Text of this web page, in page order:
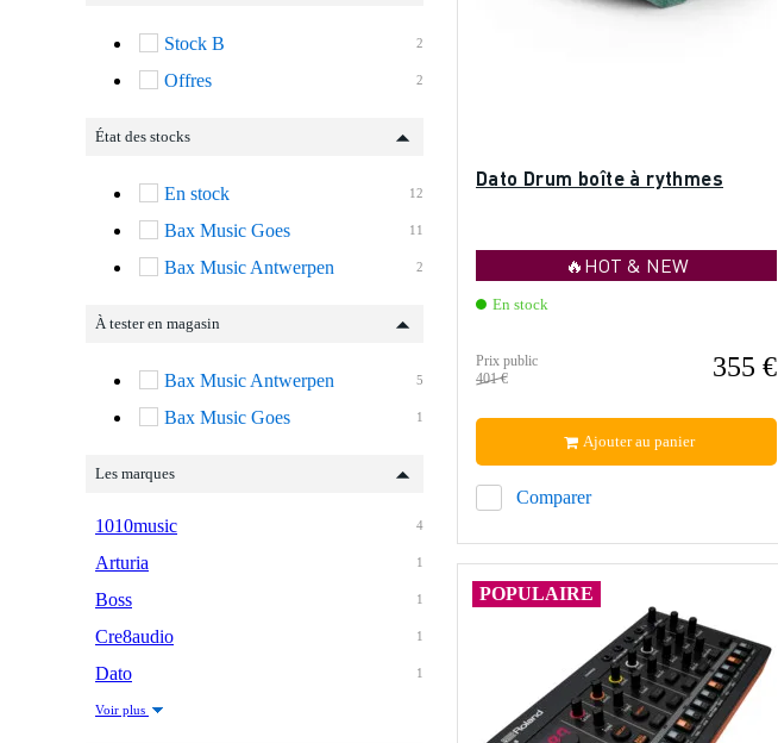
2
Stock B
2
Offres
État des stocks
12
En stock
11
Bax Music Goes
2
Bax Music Antwerpen
À tester en magasin
5
Bax Music Antwerpen
1
Bax Music Goes
Les marques
4
1010music
1
Arturia
1
Boss
1
Cre8audio
1
Dato
Voir plus
Dato Drum boîte à rythmes
🔥HOT & NEW
En stock
Prix public
401 €
355 €
Comparer
Ajouter au panier
POPULAIRE